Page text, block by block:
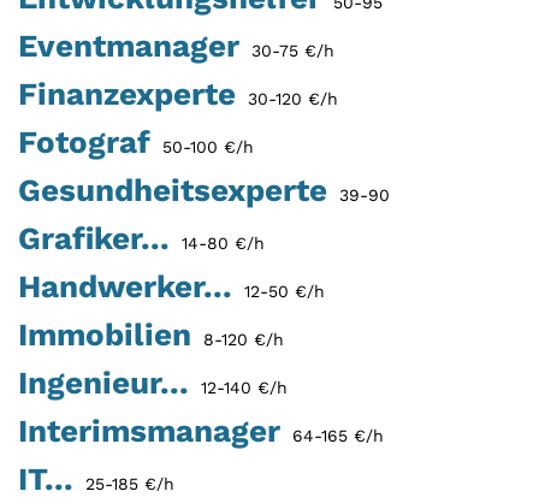
Eventmanager 30-75 €/h
Finanzexperte 30-120 €/h
Fotograf 50-100 €/h
Gesundheitsexperte 39-90
Grafiker... 14-80 €/h
Handwerker... 12-50 €/h
Immobilien 8-120 €/h
Ingenieur... 12-140 €/h
Interimsmanager 64-165 €/h
IT... 25-185 €/h